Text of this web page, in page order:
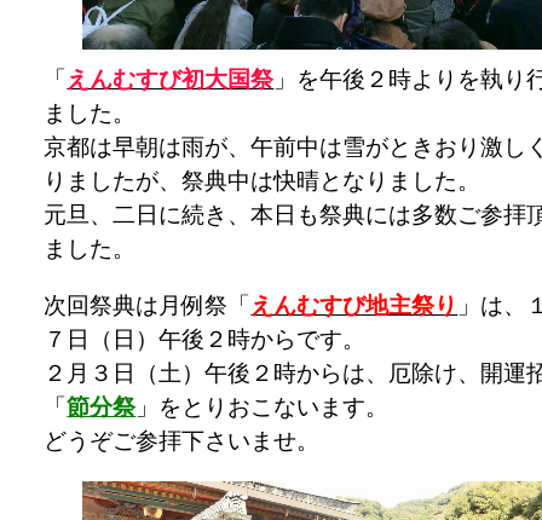
「 えんむすび初大国祭」を午後２時よりを執り
ました。
京都は早朝は雨が、午前中は雪がときおり激し
りましたが、祭典中は快晴となりました。
元旦、二日に続き、本日も祭典には多数ご参拝
ました。
次回祭典は月例祭「 えんむすび地主祭り 」は、
７日（日）午後２時からです。
２月３日（土）午後２時からは、厄除け、開運
「節分祭」をとりおこないます。
どうぞご参拝下さいませ。